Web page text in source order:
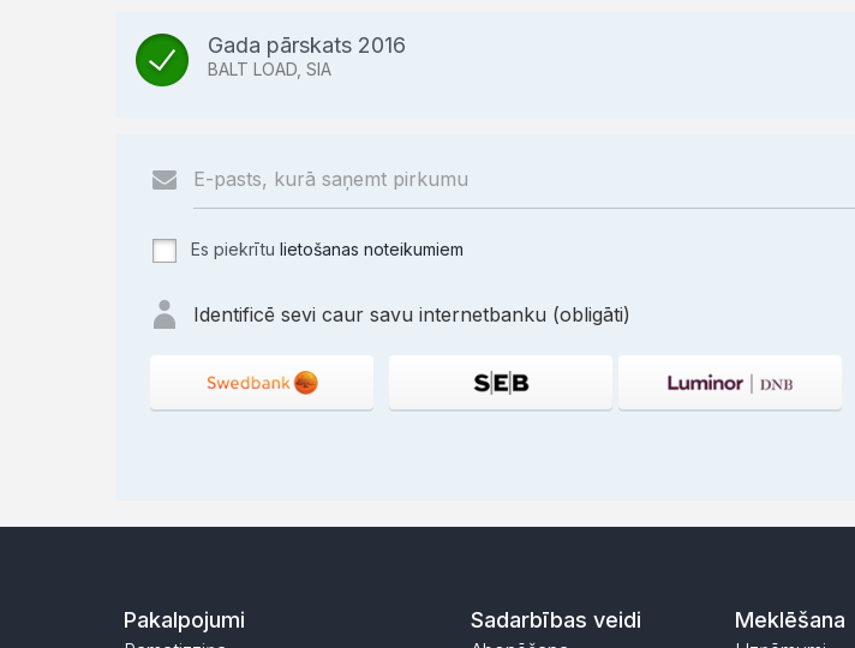
Gada pārskats 2016
BALT LOAD, SIA
Es piekrītu lietošanas noteikumiem
Identificē sevi caur savu internetbanku (obligāti)
Pakalpojumi Sadarbības veidi Meklēšana